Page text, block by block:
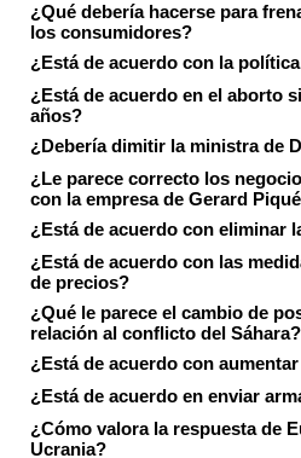
¿Qué debería hacerse para
los consumidores?
¿Está de acuerdo con la
¿Está de acuerdo en el aborto
años?
¿Debería dimitir la ministra de
¿Le parece correcto los
con la empresa de Gerard
¿Está de acuerdo con eliminar
¿Está de acuerdo con las
de precios?
¿Qué le parece el cambio de
relación al conflicto del Sáhara?
¿Está de acuerdo con
¿Está de acuerdo en enviar
¿Cómo valora la respuesta de
Ucrania?